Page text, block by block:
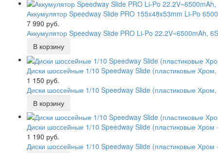
Аккумулятор Speedway Slide PRO 155x48x53mm Li-Po
7 990 руб.
Аккумулятор Speedway Slide PRO Li-Po 22.2V~6500mAh,
Диски шоссейные 1/10 Speedway Slide (пластиковые
1 150 руб.
Диски шоссейные 1/10 Speedway Slide (пластиковые
Диски шоссейные 1/10 Speedway Slide (пластиковые
1 190 руб.
Диски шоссейные 1/10 Speedway Slide (пластиковые